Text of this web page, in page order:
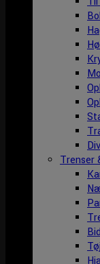
Trenser